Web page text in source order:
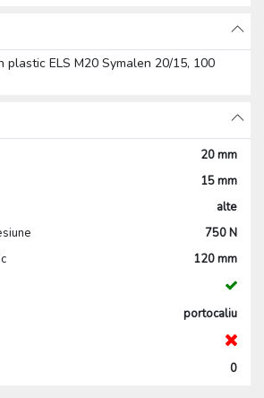
plastic ELS M20 Symalen 20/15, 100
20 mm
15 mm
alte
750 N
120 mm
portocaliu
0